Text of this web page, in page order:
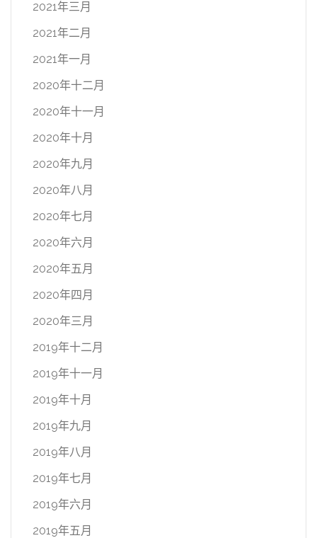
2021年三月
2021年二月
2021年一月
2020年十二月
2020年十一月
2020年十月
2020年九月
2020年八月
2020年七月
2020年六月
2020年五月
2020年四月
2020年三月
2019年十二月
2019年十一月
2019年十月
2019年九月
2019年八月
2019年七月
2019年六月
2019年五月